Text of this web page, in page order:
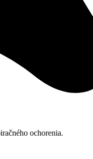
ochorenia.